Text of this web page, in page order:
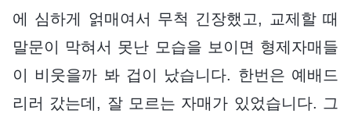
에 심하게 얽매여서 무척 긴장했고, 교제할 때
말문이 막혀서 못난 모습을 보이면 형제자매들
이 비웃을까 봐 겁이 났습니다. 한번은 예배드
리러 갔는데, 잘 모르는 자매가 있었습니다. 그